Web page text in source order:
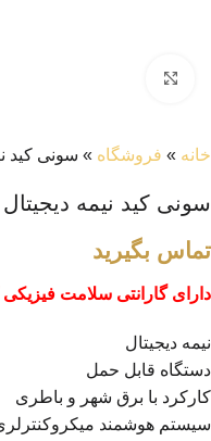
خانه » فروشگاه » سونی کید
سونی کید نیمه
تماس بگیرید
دارای گارانتی سلامت فیزیکی
نیمه دیجیتال
دستگاه قابل حمل
کارکرد با برق شهر و باطری
سیستم هوشمند